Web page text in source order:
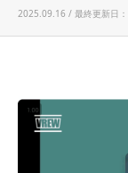
2025.09.16 / 最終更新日